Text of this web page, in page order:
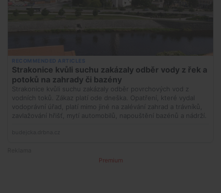
Premium